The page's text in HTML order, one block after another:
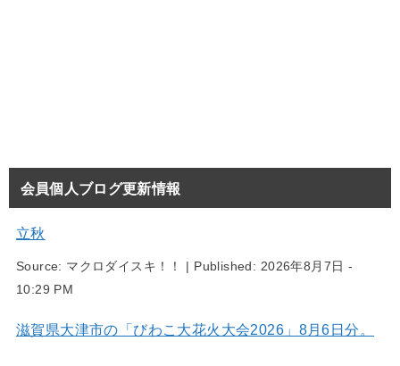
会員個人ブログ更新情報
立秋
Source: マクロダイスキ！！ | Published: 2026年8月7日 -
10:29 PM
滋賀県大津市の「びわこ大花火大会2026」8月6日分。